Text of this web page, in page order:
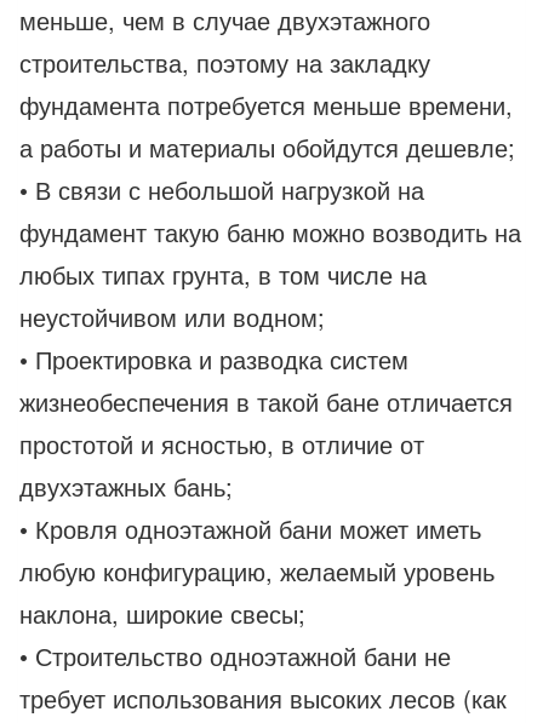
меньше, чем в случае двухэтажного
строительства, поэтому на закладку
фундамента потребуется меньше времени,
а работы и материалы обойдутся дешевле;
• В связи с небольшой нагрузкой на
фундамент такую баню можно возводить на
любых типах грунта, в том числе на
неустойчивом или водном;
• Проектировка и разводка систем
жизнеобеспечения в такой бане отличается
простотой и ясностью, в отличие от
двухэтажных бань;
• Кровля одноэтажной бани может иметь
любую конфигурацию, желаемый уровень
наклона, широкие свесы;
• Строительство одноэтажной бани не
требует использования высоких лесов (как